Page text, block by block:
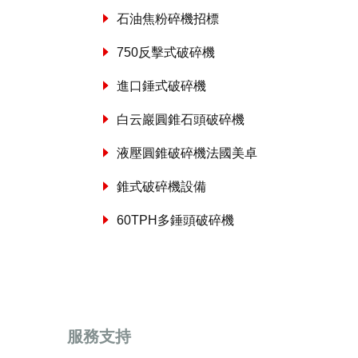
石油焦粉碎機招標
750反擊式破碎機
進口錘式破碎機
白云巖圓錐石頭破碎機
液壓圓錐破碎機法國美卓
錐式破碎機設備
60TPH多錘頭破碎機
服務支持